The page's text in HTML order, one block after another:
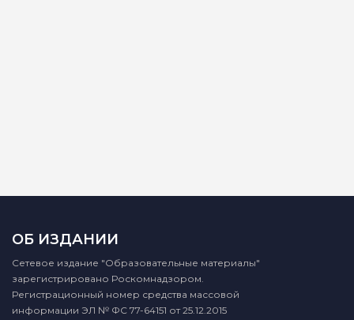
ОБ ИЗДАНИИ
Сетевое издание "Образовательные материалы"
зарегистрировано Роскомнадзором.
Регистрационный номер средства массовой
информации ЭЛ № ФС 77-64151 от 25.12.2015